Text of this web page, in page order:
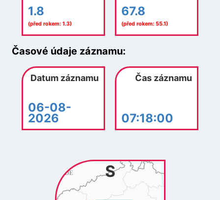
1.8
(před rokem: 1.3)
67.8
(před rokem: 55.1)
Časové údaje záznamu:
Datum záznamu
06-08-
2026
Čas záznamu
07:18:00
S